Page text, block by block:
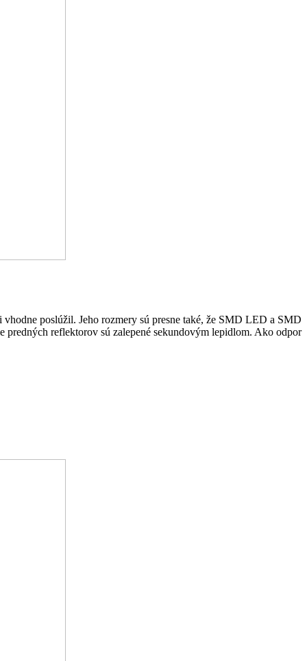
poslúžil. Jeho rozmery sú presne také, že SMD LED a SMD
reflektorov sú zalepené sekundovým lepidlom. Ako odpor